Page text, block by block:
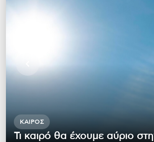
ΚΑΙΡΌΣ
Τι καιρό θα έχουμε αύριο